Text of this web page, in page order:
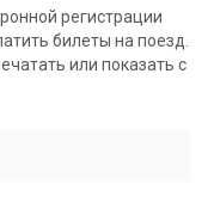
регистрации
билеты на поезд.
или показать с